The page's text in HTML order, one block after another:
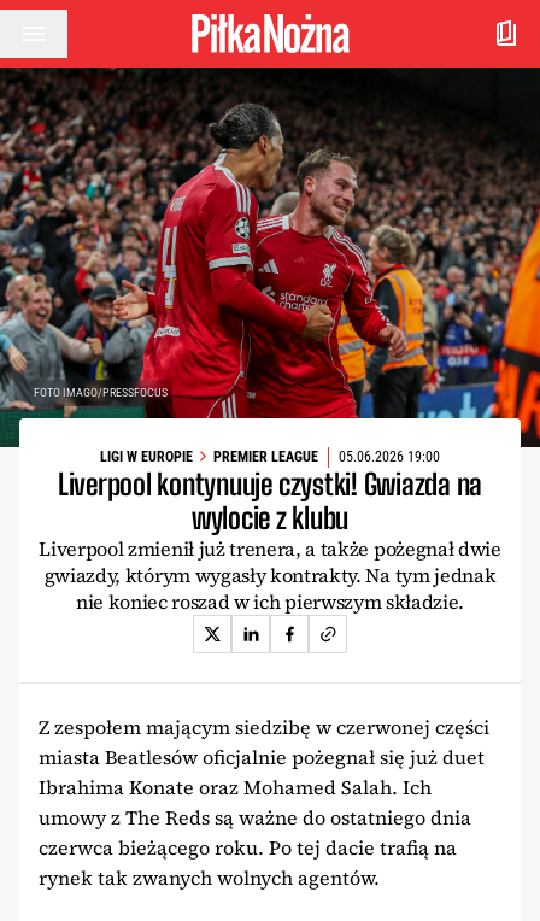
Przejdź do treści
FOTO IMAGO/PRESSFOCUS
LIGI W EUROPIE PREMIER LEAGUE 05.06.2026 19:00
Liverpool kontynuuje czystki! Gwiazda na
wylocie z klubu
Liverpool zmienił już trenera, a także pożegnał dwie
gwiazdy, którym wygasły kontrakty. Na tym jednak
nie koniec roszad w ich pierwszym składzie.
Z zespołem mającym siedzibę w czerwonej części
miasta Beatlesów oficjalnie pożegnał się już duet
Ibrahima Konate oraz Mohamed Salah. Ich
umowy z The Reds są ważne do ostatniego dnia
czerwca bieżącego roku. Po tej dacie trafią na
rynek tak zwanych wolnych agentów.